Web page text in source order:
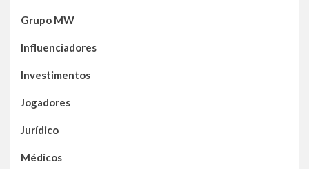
Grupo MW
Influenciadores
Investimentos
Jogadores
Jurídico
Médicos